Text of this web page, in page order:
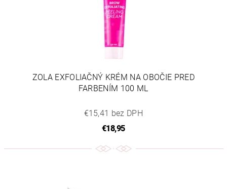
ZOLA EXFOLIAČNÝ KRÉM NA OBOČIE PRED
FARBENÍM 100 ML
€15,41 bez DPH
€18,95